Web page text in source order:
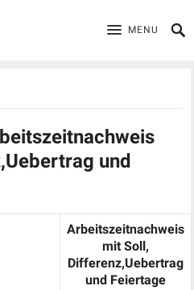
MENU
und
Arbeitszeitnachweis
mit Soll,
Differenz,Uebertrag
und Feiertage